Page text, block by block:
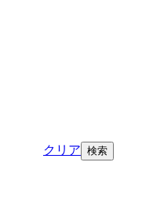
クリア